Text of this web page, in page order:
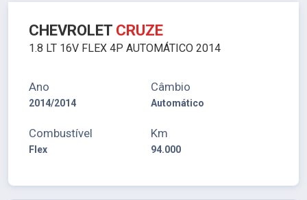
CHEVROLET CRUZE
1.8 LT 16V FLEX 4P AUTOMÁTICO 2014
Ano
2014/2014
Câmbio
Automático
Combustível
Flex
Km
94.000